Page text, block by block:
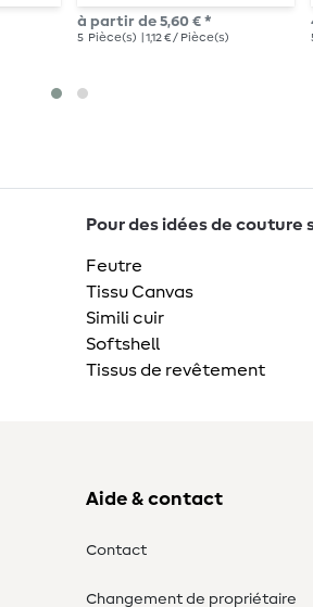
à partir de 5,60 € *
5 Pièce(s) | 1,12 € / Pièce(s)
Pour des idées de couture
Feutre
Tissu Canvas
Simili cuir
Softshell
Tissus de revêtement
Aide & contact
Contact
Changement de propriétaire